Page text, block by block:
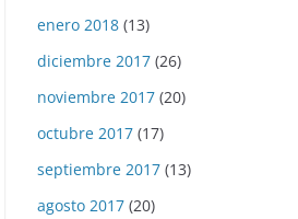
enero 2018 (13)
diciembre 2017 (26)
noviembre 2017 (20)
octubre 2017 (17)
septiembre 2017 (13)
agosto 2017 (20)